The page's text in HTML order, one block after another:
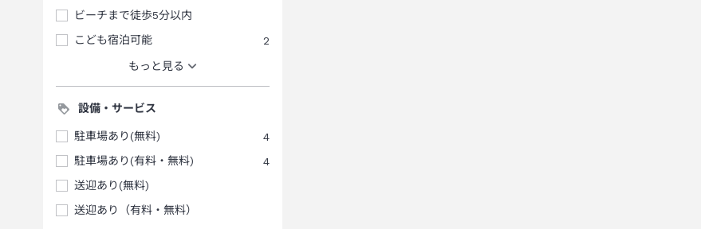
ビーチまで徒歩5分以内
こども宿泊可能
2
もっと見る
設備・サービス
駐車場あり(無料)
4
駐車場あり(有料・無料)
4
送迎あり(無料)
送迎あり（有料・無料）